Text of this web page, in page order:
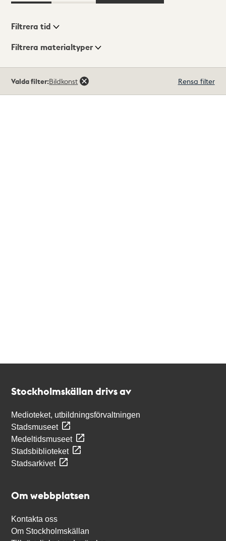
Visningsläge
Filtrera tid
Filtrera materialtyper
träffar
Valda filter:Bildkonst Rensa filter
Stockholmskällan drivs av
Medioteket, utbildningsförvaltningen
Stadsmuseet
Medeltidsmuseet
Stadsbiblioteket
Stadsarkivet
Om webbplatsen
Kontakta oss
Om Stockholmskällan